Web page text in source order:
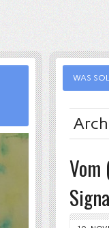
WAS
Vom